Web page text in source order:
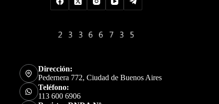
Dirección:
Pedernera 772, Ciudad de Buenos Aires
Teléfono:
113 600 6906